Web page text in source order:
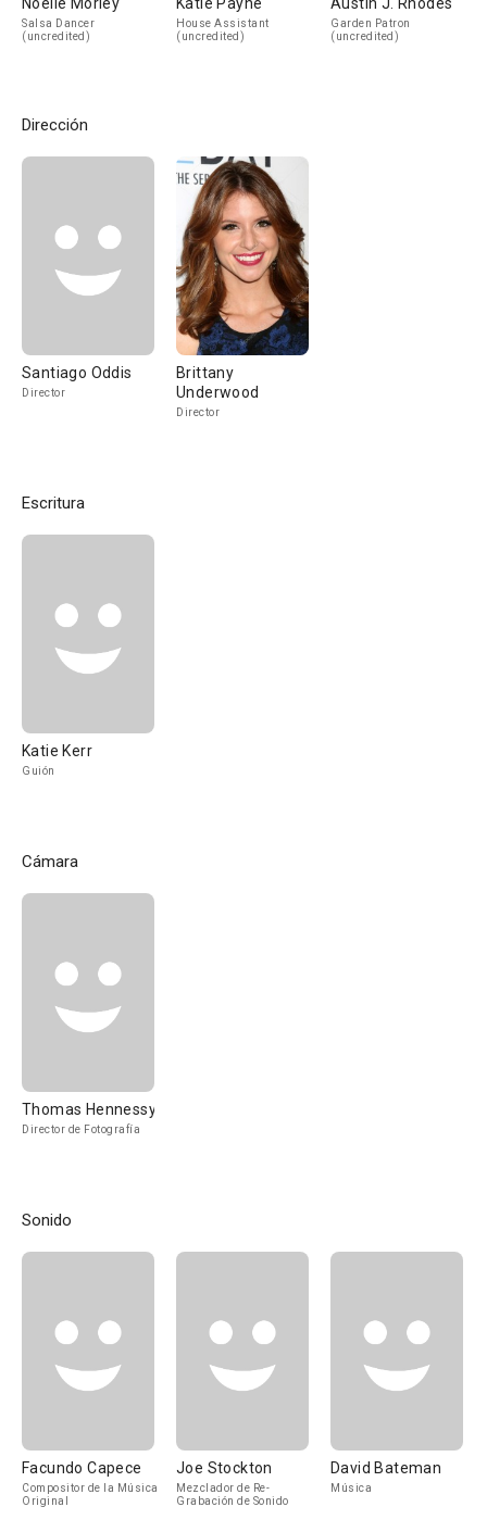
Salsa Dancer
(uncredited)
House Assistant
(uncredited)
Garden Patron
(uncredited)
Dirección
Santiago Oddis
Director
Brittany
Underwood
Director
Escritura
Katie Kerr
Guión
Cámara
Thomas Hennessy
Director de Fotografía
Sonido
Facundo Capece
Compositor de la Música
Original
Joe Stockton
Mezclador de Re-
Grabación de Sonido
David Bateman
Música